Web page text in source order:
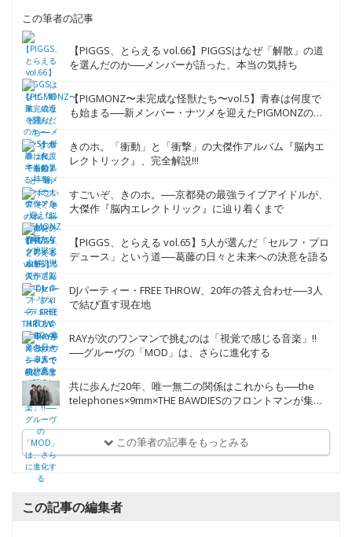
J J
パンク・バンドLimited Express (has gone?)のギタ
ー・ボーカル。BOROFESTAの主催者。ototoyの取
ライターやイベント・オーガナイズも多数。
この筆者の記事
【PIGGS、とらえる vol.66】PIGGSはなぜ「解散」の道
を選んだのか──メンバーが語った、本当の気持ち
【PIGMONZ〜未完成な怪獣たち〜vol.5】青春は何度で
も始まる──新メンバー・ナツメを迎えたPIGMONZの新
きのホ。「衝動」と「衝撃」の大傑作アルバム『脳内エ
レクトリック』、完全解説!!!
すごいぞ、きのホ。──京都発の最強ライブアイドルが、
大傑作『脳内エレクトリック』に辿り着くまで
【PIGGS、とらえる vol.65】5人が選んだ「セルフ・プロ
デュース」という道──葛藤の日々と未来への決意を語る
DJパーティー・FREE THROW、20年の答え合わせ──3人
で結び直す現在地
RAYが次のワンマンで挑むのは「視覚で感じる音楽」!!
──グルーヴの「MOD」は、さらに進化する
telephones×9mm×THE BAWDIESのフロントマンが集う
祝福の座談会